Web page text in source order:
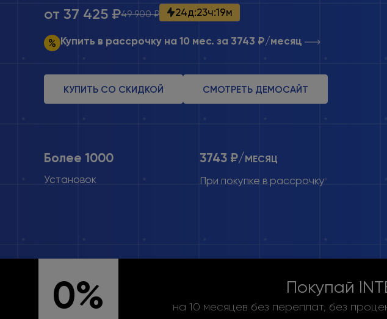
от 37 425 ₽49 900 ₽ 24д:23ч:19м
Купить в рассрочку на 10 мес. за 3743 ₽/месяц
КУПИТЬ СО СКИДКОЙ СМОТРЕТЬ ДЕМОСАЙТ
Более 1000
Установок
3743 ₽/МЕСЯЦ
При покупке в рассрочку
0% Покупай
на 10 месяцев без переплат, без